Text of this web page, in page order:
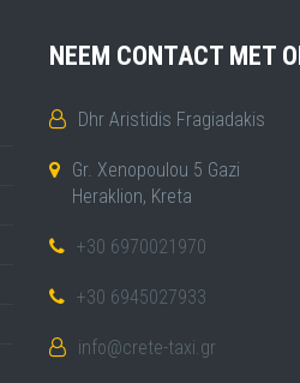
NEEM CONTACT MET
Dhr Aristidis Fragiadakis
Gr. Xenopoulou 5 Gazi
Heraklion, Kreta
+30 6970021970
+30 6945027933
info@crete-taxi.gr